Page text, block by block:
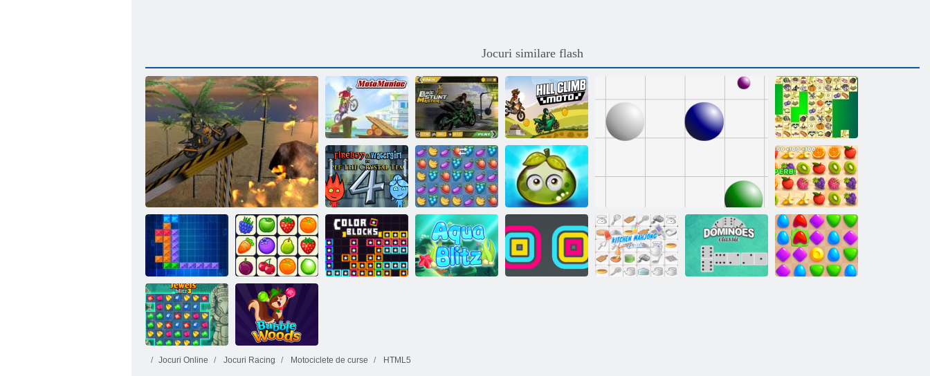
Jocuri similare flash
Rider de biciclete extreme
Moto Maniac
Maestru pentru
cascadorii pentru
biciclete
Hill Climb Moto Kris Mahjong
Foc si Apa 4 Fruta Crush
Aventura fructe
suculente
Dash suculent
Tentrix Onet Connect
Jocuri Online Jocuri Racing Motociclete de curse HTML5